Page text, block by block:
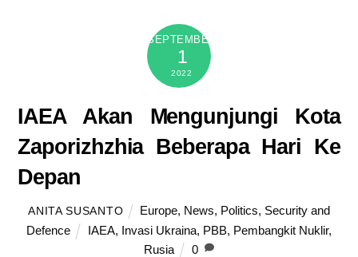
SEPTEMBER
1
2022
IAEA Akan Mengunjungi Kota
Zaporizhzhia Beberapa Hari Ke
Depan
ANITA SUSANTO Europe, News, Politics, Security and
Defence
IAEA, Invasi Ukraina, PBB, Pembangkit Nuklir,
Rusia
0